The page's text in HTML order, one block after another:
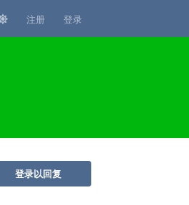
注册 登录
登录以回复